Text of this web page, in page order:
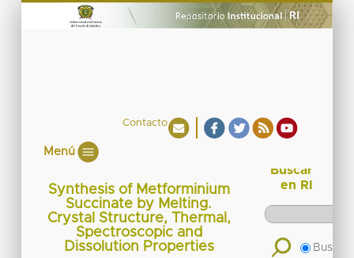
Contacto
Menú
Synthesis of Metforminium
Succinate by Melting.
Crystal Structure, Thermal,
Spectroscopic and
Dissolution Properties
Buscar
en RI
Buscar